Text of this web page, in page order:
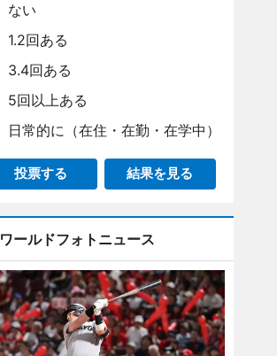
ない
1.2回ある
3.4回ある
5回以上ある
日常的に（在住・在勤・在学中）
投票する 結果を見る
ワールドフォトニュース